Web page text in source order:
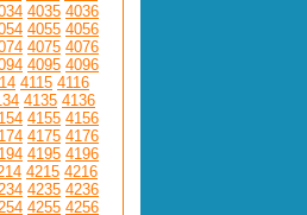
4035 4036
4055 4056
4075 4076
4095 4096
4115 4116
4135 4136
4155 4156
4175 4176
4195 4196
4215 4216
4235 4236
4255 4256